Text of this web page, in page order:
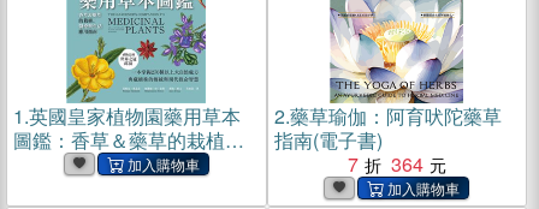
1.英國皇家植物園藥用草本
圖鑑：香草＆藥草的栽植、
醫療與生活應用指南(電子書)
2.藥草瑜伽：阿育吠陀藥草
指南(電子書)
7
364